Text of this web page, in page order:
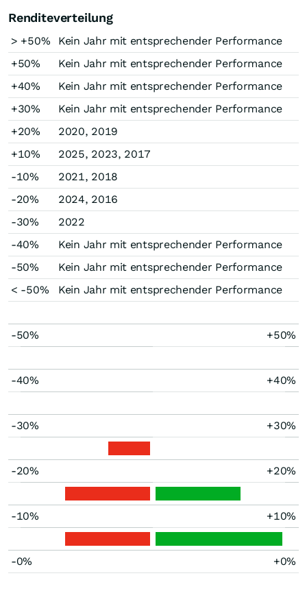
Renditeverteilung
> +50%
Kein Jahr mit entsprechender Performance
+50%
Kein Jahr mit entsprechender Performance
+40%
Kein Jahr mit entsprechender Performance
+30%
Kein Jahr mit entsprechender Performance
+20%
2020, 2019
+10%
2025, 2023, 2017
-10%
2021, 2018
-20%
2024, 2016
-30%
2022
-40%
Kein Jahr mit entsprechender Performance
-50%
Kein Jahr mit entsprechender Performance
< -50%
Kein Jahr mit entsprechender Performance
-50% +50%
-40% +40%
-30% +30%
-20% +20%
-10% +10%
-0% +0%